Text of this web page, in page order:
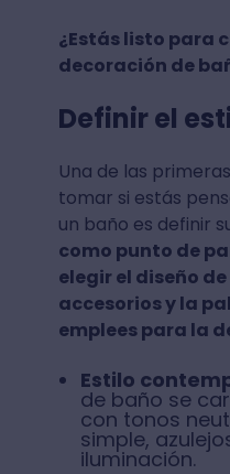
¿Estás listo para
decoración de
Definir el
Una de las
tomar si estás
un baño es definir
como punto de
elegir el diseño
accesorios y la
emplees para la
Estilo
de baño se
con tonos
simple,
iluminación.